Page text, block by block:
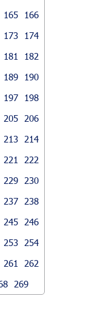
165
166
173
174
181
182
189
190
197
198
205
206
213
214
221
222
229
230
237
238
245
246
253
254
261
262
269